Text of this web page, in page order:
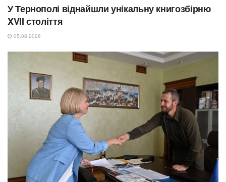
У Тернополі віднайшли унікальну книгозбірню
XVII століття
05.08.2026